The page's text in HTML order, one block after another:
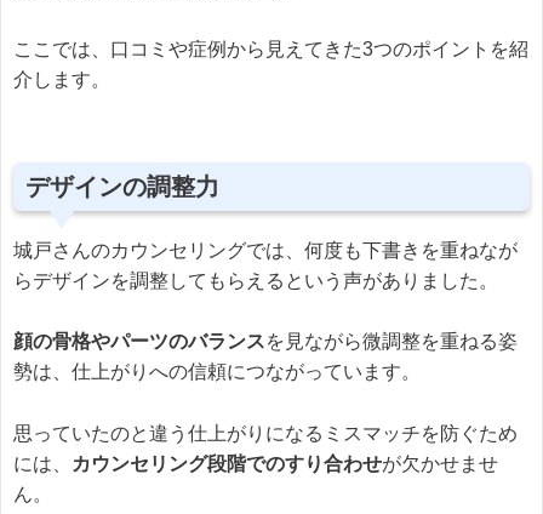
ここでは、口コミや症例から見えてきた3つのポイントを紹
介します。
デザインの調整力
城戸さんのカウンセリングでは、何度も下書きを重ねなが
らデザインを調整してもらえるという声がありました。
顔の骨格やパーツのバランスを見ながら微調整を重ねる姿
勢は、仕上がりへの信頼につながっています。
思っていたのと違う仕上がりになるミスマッチを防ぐため
には、
カウンセリング段階でのすり合わせが欠かせませ
ん。